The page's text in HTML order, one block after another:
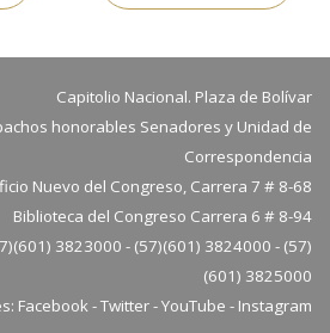
Capitolio Nacional. Plaza de Bolívar
honorables Senadores y Unidad de
Correspondencia
Nuevo del Congreso, Carrera 7 # 8-68
del Congreso Carrera 6 # 8-94
3823000 - (57)(601) 3824000 - (57)
(601) 3825000
Facebook-Twitter-YouTube - Instagram